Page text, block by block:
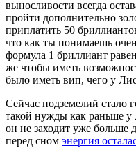
выносливости всегда
пройти дополнительно
приплатить 50
что как ты понимаешь
формула 1 бриллиант
же чтобы иметь
было иметь вип, чего у
Сейчас подземелий стало
такой нужды как раньше у
он не заходит уже больше
перед сном энергия